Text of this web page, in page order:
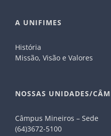
A UNIFIMES
História
Missão, Visão e Valores
NOSSAS UNIDADES/
Câmpus Mineiros – Sede
(64)3672-5100